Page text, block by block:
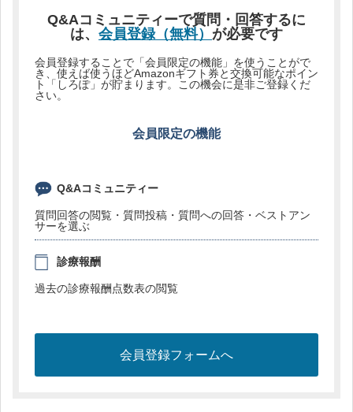
Q&Aコミュニティーで質問・回答するに
は、 会員登録（無料） が必要です
会員登録することで「会員限定の機能」を使うことがで
き、使えば使うほどAmazonギフト券と交換可能なポイン
ト「しろぽ」が貯まります。この機会に是非ご登録くだ
さい。
会員限定の機能
Q&Aコミュニティー
質問回答の閲覧・質問投稿・質問への回答・ベストアン
サーを選ぶ
診療報酬
過去の診療報酬点数表の閲覧
会員登録フォームへ